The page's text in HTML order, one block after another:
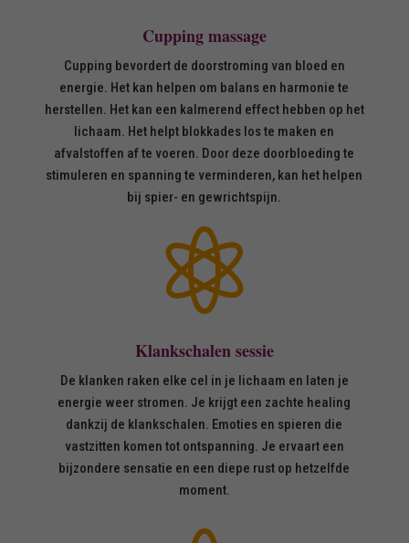
Cupping massage
Cupping bevordert de doorstroming van bloed en
energie. Het kan helpen om balans en harmonie te
herstellen. Het kan een kalmerend effect hebben op het
lichaam. Het helpt blokkades los te maken en
afvalstoffen af te voeren. Door deze doorbloeding te
stimuleren en spanning te verminderen, kan het helpen
bij spier- en gewrichtspijn.

Klankschalen sessie
De klanken raken elke cel in je lichaam en laten je
energie weer stromen. Je krijgt een zachte healing
dankzij de klankschalen. Emoties en spieren die
vastzitten komen tot ontspanning. Je ervaart een
bijzondere sensatie en een diepe rust op hetzelfde
moment.